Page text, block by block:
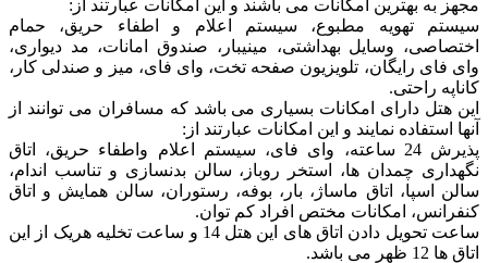
مجهز به بهترین امکانات می باشند و این امکانات عبارتند از:
سیستم تهویه مطبوع، سیستم اعلام و اطفاء حریق، حمام
اختصاصی، وسایل بهداشتی، مینیبار، صندوق امانات، مد دیواری،
وای فای رایگان، تلویزیون صفحه تخت، وای فای، میز و صندلی کار،
کاناپه راحتی.
این هتل دارای امکانات بسیاری می باشد که مسافران می توانند از
آنها استفاده نمایند و این امکانات عبارتند از:
پذیرش 24 ساعته، وای فای، سیستم اعلام واطفاء حریق، اتاق
نگهداری چمدان ها، استخر روباز، سالن بدنسازی و تناسب اندام،
سالن اسپا، اتاق ماساژ، بار، بوفه، رستوران، سالن همایش و اتاق
کنفرانس، امکانات مختص افراد کم توان.
ساعت تحویل دادن اتاق های این هتل 14 و ساعت تخلیه هریک از این
اتاق ها 12 ظهر می باشد.